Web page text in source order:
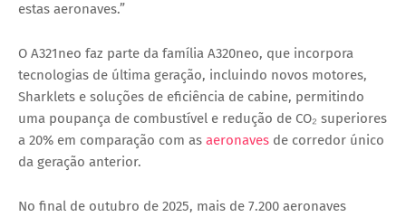
estas aeronaves.”
O A321neo faz parte da família A320neo, que incorpora
tecnologias de última geração, incluindo novos motores,
Sharklets e soluções de eficiência de cabine, permitindo
uma poupança de combustível e redução de CO₂ superiores
a 20% em comparação com as aeronaves de corredor único
da geração anterior.
No final de outubro de 2025, mais de 7.200 aeronaves